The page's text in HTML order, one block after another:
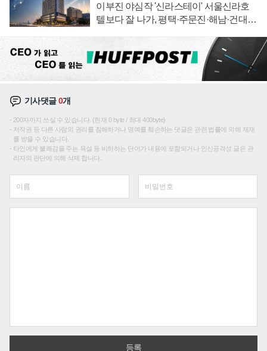
이부진 야심작 '신라스테이' 서울신라호
텔보다 잘 나가, 평택·주문진·해남·건대로
기사댓글0개
200자까지 쓰실 수 있습니다. (현재 0 byte / 최대 400byte)
저작권 등 다른 사람의 권리를 침해하거나 명예를 훼손하는 댓글은 관련 법률에 의해 제재
를 받을 수 있습니다.
타인에게 불쾌감을 주는 욕설 등 비하하는 단어가 내용에 포함되거나 인신공격성 글은 관
리자의 판단에 의해 삭제 합니다.